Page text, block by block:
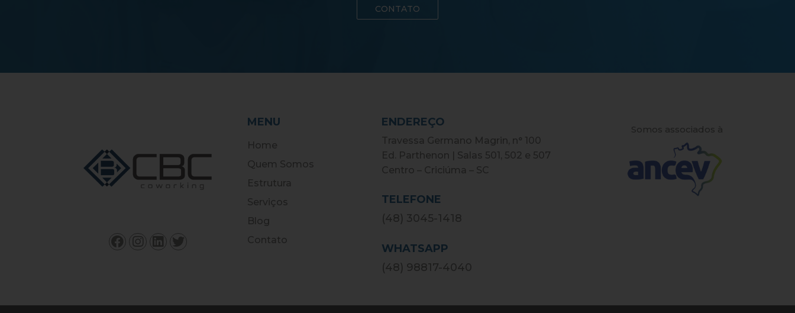
CONTATO
MENU
Home
Quem Somos
Estrutura
Serviços
Blog
Contato
ENDEREÇO
Travessa Germano Magrin, n° 100
Ed. Parthenon | Salas 501, 502 e 507
Centro – Criciúma – SC
TELEFONE
(48) 3045-1418
WHATSAPP
(48) 98817-4040
Somos associados à